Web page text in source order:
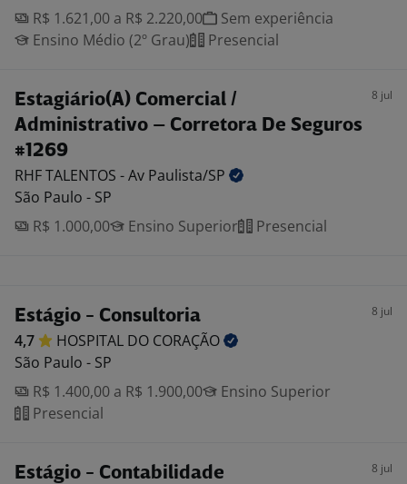
R$ 1.621,00 a R$ 2.220,00
Sem experiência
Ensino Médio (2º Grau)
Presencial
Estagiário(A) Comercial /
Administrativo – Corretora De Seguros
#1269
8 jul
RHF TALENTOS - Av Paulista/SP
São Paulo - SP
R$ 1.000,00
Ensino Superior Presencial
Estágio - Consultoria 8 jul
4,7 HOSPITAL DO CORAÇÃO
São Paulo - SP
R$ 1.400,00 a R$ 1.900,00
Ensino Superior
Presencial
Estágio - Contabilidade 8 jul